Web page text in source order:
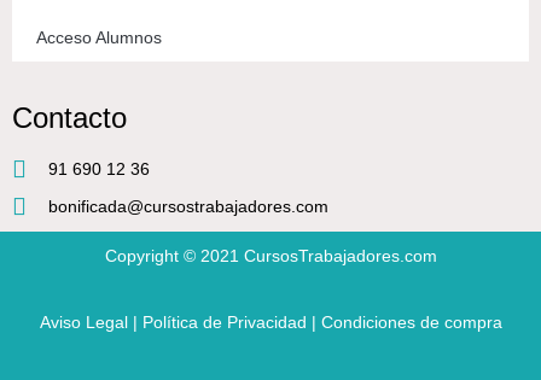
Acceso Alumnos
Contacto
91 690 12 36
bonificada@cursostrabajadores.com
Copyright © 2021 CursosTrabajadores.com
Aviso Legal| Política de Privacidad | Condiciones de compra